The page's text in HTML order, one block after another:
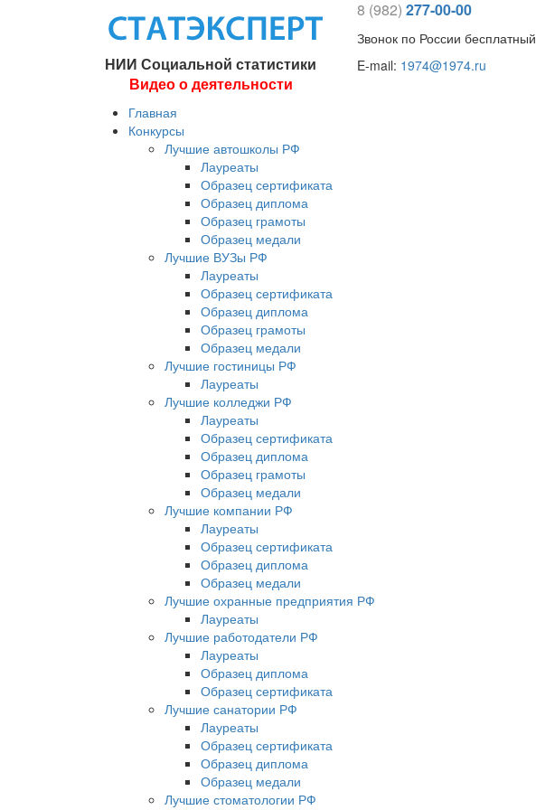
НИИ Социальной статистики
Видео о деятельности
8 (982) 277-00-00
Звонок по России бесплатный
E-mail: 1974@1974.ru
Главная
Конкурсы
Лучшие автошколы РФ
Лауреаты
Образец сертификата
Образец диплома
Образец грамоты
Образец медали
Лучшие ВУЗы РФ
Лауреаты
Образец сертификата
Образец диплома
Образец грамоты
Образец медали
Лучшие гостиницы РФ
Лауреаты
Лучшие колледжи РФ
Лауреаты
Образец сертификата
Образец диплома
Образец грамоты
Образец медали
Лучшие компании РФ
Лауреаты
Образец сертификата
Образец диплома
Образец медали
Лучшие охранные предприятия РФ
Лауреаты
Лучшие работодатели РФ
Лауреаты
Образец диплома
Образец сертификата
Лучшие санатории РФ
Лауреаты
Образец сертификата
Образец диплома
Образец медали
Лучшие стоматологии РФ